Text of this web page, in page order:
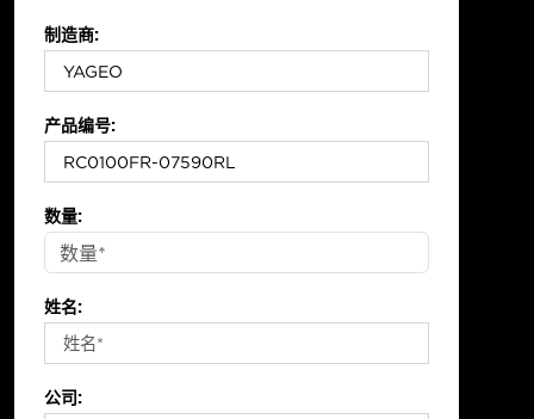
制造商:
产品编号:
数量:
姓名:
公司: